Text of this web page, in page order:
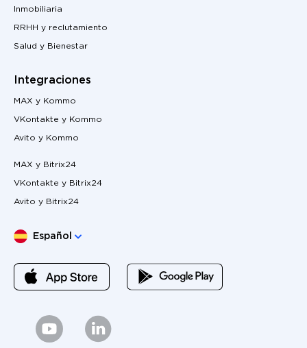
Inmobiliaria
RRHH y reclutamiento
Salud y Bienestar
Integraciones
MAX y Kommo
VKontakte y Kommo
Avito y Kommo
MAX y Bitrix24
VKontakte y Bitrix24
Avito y Bitrix24
Elige lengua
Español